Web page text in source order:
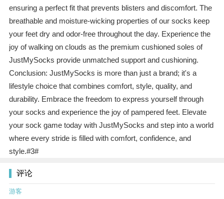
ensuring a perfect fit that prevents blisters and discomfort. The
breathable and moisture-wicking properties of our socks keep
your feet dry and odor-free throughout the day. Experience the
joy of walking on clouds as the premium cushioned soles of
JustMySocks provide unmatched support and cushioning.
Conclusion: JustMySocks is more than just a brand; it's a
lifestyle choice that combines comfort, style, quality, and
durability. Embrace the freedom to express yourself through
your socks and experience the joy of pampered feet. Elevate
your sock game today with JustMySocks and step into a world
where every stride is filled with comfort, confidence, and
style.#3#
评论
游客